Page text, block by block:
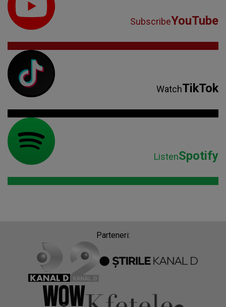
SubscribeYouTube
WatchTikTok
ListenSpotify
Parteneri: